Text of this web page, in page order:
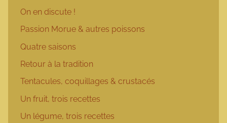
On en discute !
Passion Morue & autres poissons
Quatre saisons
Retour à la tradition
Tentacules, coquillages & crustacés
Un fruit, trois recettes
Un légume, trois recettes